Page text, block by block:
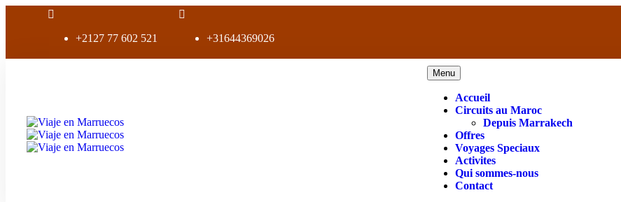
+2127 77 602 521 +31644369026
Menu
Accueil
Circuits au Maroc
Depuis Marrakech
Offres
Voyages Speciaux
Activites
Qui sommes-nous
Contact